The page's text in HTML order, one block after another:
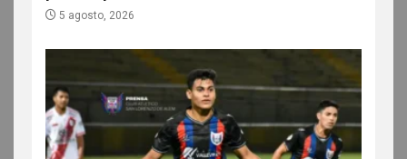
5 agosto, 2026